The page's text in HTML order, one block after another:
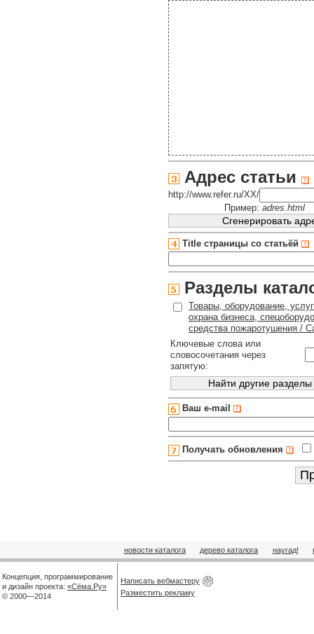
Адрес статьи
http://www.refer.ru/XX/
Пример: adres.html
Title страницы со статьёй
Разделы
Товары, оборудование,
охрана бизнеса,
средства пожаротушения /
Ключевые слова или
словосочетания через
запятую:
Ваш e-mail
Получать обновления
новости каталога дерево каталога наугад!
Концепция, программирование
и дизайн проекта: «Сёма.Ру»
© 2000—2014
Написать вебмастеру
Разместить рекламу